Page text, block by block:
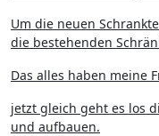
Um die neuen
die bestehenden
Das alles haben meine
jetzt gleich geht es los
und aufbauen.